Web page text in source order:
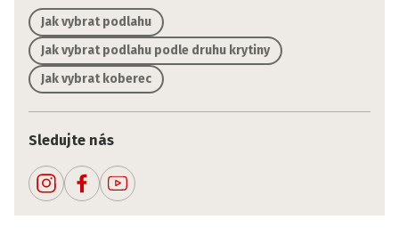
Jak vybrat podlahu
Jak vybrat podlahu podle druhu krytiny
Jak vybrat koberec
Sledujte nás